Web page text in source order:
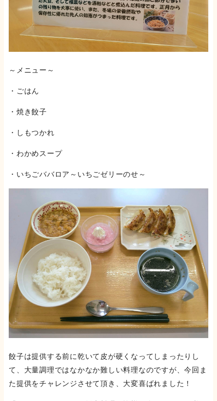
～メニュー～
・ごはん
・焼き餃子
・しもつかれ
・わかめスープ
・いちごババロア～いちごゼリーのせ～
餃子は提供する前に乾いて皮が硬くなってしまったりし
て、大量調理ではなかなか難しい料理なのですが、今回ま
た提供をチャレンジさせて頂き、大変喜ばれました！